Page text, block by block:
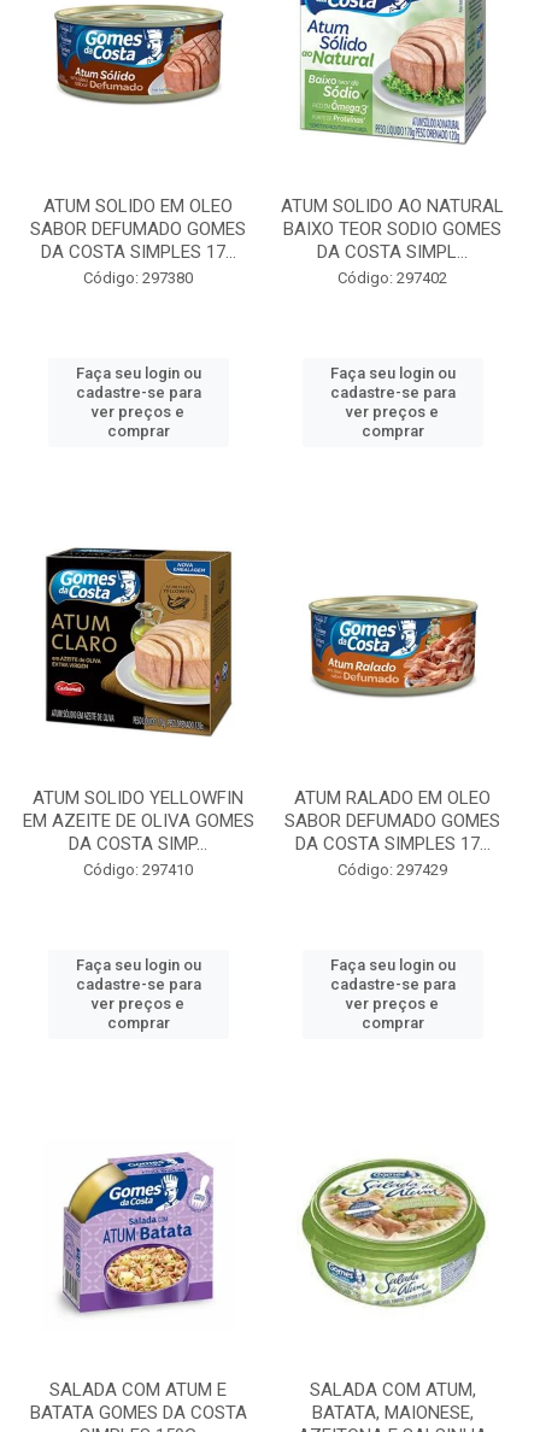
ATUM SOLIDO EM OLEO
SABOR DEFUMADO GOMES
DA COSTA SIMPLES 17...
Código: 297380
Faça seu login ou
cadastre-se para
ver preços e
comprar
ATUM SOLIDO AO NATURAL
BAIXO TEOR SODIO GOMES
DA COSTA SIMPL...
Código: 297402
Faça seu login ou
cadastre-se para
ver preços e
comprar
ATUM SOLIDO YELLOWFIN
EM AZEITE DE OLIVA GOMES
DA COSTA SIMP...
Código: 297410
Faça seu login ou
cadastre-se para
ver preços e
comprar
ATUM RALADO EM OLEO
SABOR DEFUMADO GOMES
DA COSTA SIMPLES 17...
Código: 297429
Faça seu login ou
cadastre-se para
ver preços e
comprar
SALADA COM ATUM E
BATATA GOMES DA COSTA
SALADA COM ATUM,
BATATA, MAIONESE,